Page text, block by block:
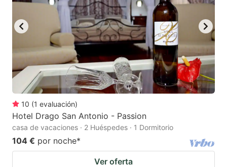
10 (1 evaluación)
Hotel Drago San Antonio - Passion
casa de vacaciones · 2 Huéspedes · 1 Dormitorio
104 € por noche*
Ver oferta